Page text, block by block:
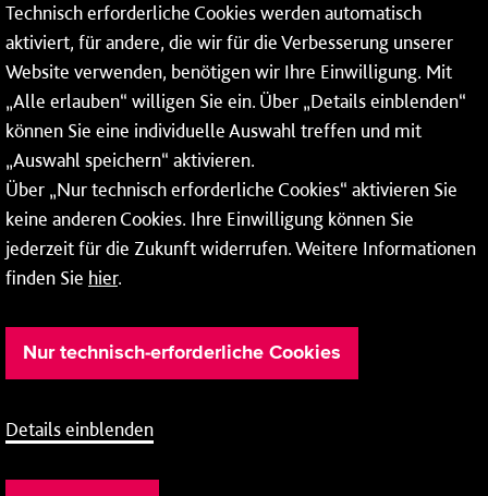
* Montags bis freitags bis 7 und ab 18 Uhr sowie an
Wochenenden und Feiertagen ganztags werden Ihre
Anrufe je nach Themenauswahl an ein Callcenter des
RMV oder von nextbike weitergeleitet. Dort erhalten Sie
ausschließlich Auskünfte zum Fahrplan bzw. zu
meinRad.
Technisch erforderliche Cookies werden automatisch
aktiviert, für andere, die wir für die Verbesserung unserer
Website verwenden, benötigen wir Ihre Einwilligung. Mit
„Alle erlauben“ willigen Sie ein. Über „Details einblenden“
können Sie eine individuelle Auswahl treffen und mit
„Auswahl speichern“ aktivieren.
Über „Nur technisch erforderliche Cookies“ aktivieren Sie
keine anderen Cookies. Ihre Einwilligung können Sie
jederzeit für die Zukunft widerrufen. Weitere Informationen
finden Sie hier.
Nur technisch-erforderliche Cookies
Details einblenden